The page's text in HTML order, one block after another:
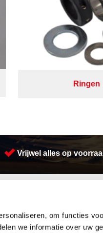
om functies
we informatie over uw
Ringen
Vrijwel alles op
Buizen snijden
Koudgewalste platen